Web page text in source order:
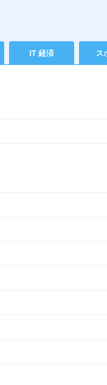
IT 経済 ス